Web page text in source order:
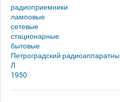
радиоприемники
ламповые
сетевые
стационарные
бытовые
Петроградский
Л
1950